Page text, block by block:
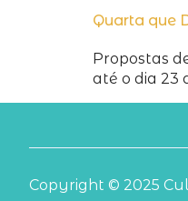
Quarta que
Propostas
até o dia 23
Copyright © 2025